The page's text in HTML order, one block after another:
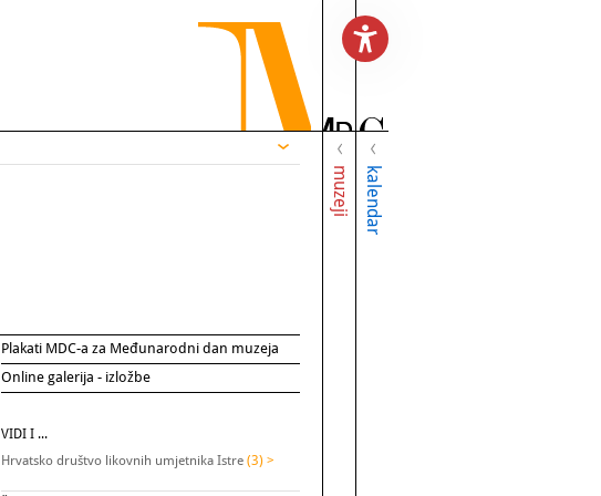
muzeji kalendar
Plakati MDC-a za Međunarodni dan muzeja
Online galerija - izložbe
VIDI I ...
Hrvatsko društvo likovnih umjetnika Istre (3) >